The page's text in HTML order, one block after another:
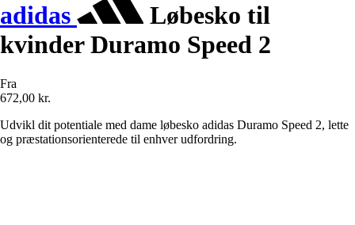
adidas
Løbesko til
kvinder Duramo Speed 2
Fra
672,00 kr.
Udvikl dit potentiale med dame løbesko adidas Duramo Speed 2, lette
og præstationsorienterede til enhver udfordring.